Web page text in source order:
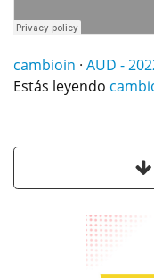
cambioin · AUD -
Estás leyendo